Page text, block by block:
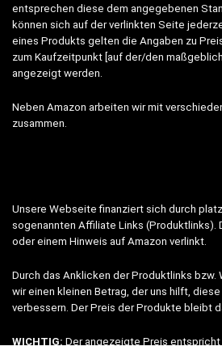
entsprechen diese dem angegebenen
können sich auf der verlinkten Seite
eines Produkts gelten die Angaben zu
zum Kaufzeitpunkt [auf der/den
angezeigt werden.
Neben Amazon arbeiten wir mit
zusammen.
Unsere Webseite finanziert sich durch
sogenannten Affiliate Links (Produktlinks).
oder einem Hinweis auf Amazon verlinkt.
Durch das Anklicken der Produktlinks bzw.
wir einen kleinen Betrag, der uns hilft,
verbessern. Der Preis der Produkte bleibt
WICHTIG: Der angezeigte Preis